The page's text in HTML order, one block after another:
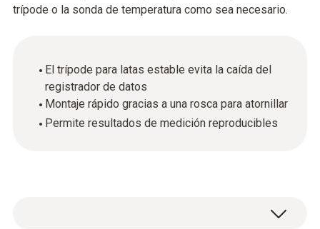
trípode o la sonda de temperatura como sea necesario.
El trípode para latas estable evita la caída del
registrador de datos
Montaje rápido gracias a una rosca para atornillar
Permite resultados de medición reproducibles